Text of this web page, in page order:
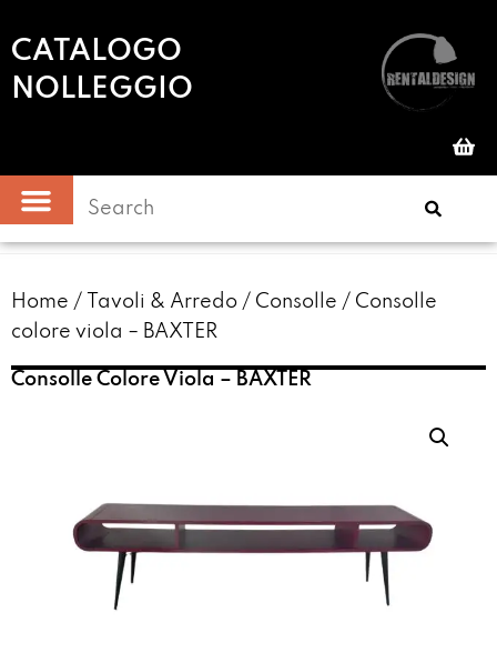
CATALOGO
NOLLEGGIO
Home / Tavoli & Arredo / Consolle / Consolle
colore viola – BAXTER
Consolle Colore Viola – BAXTER